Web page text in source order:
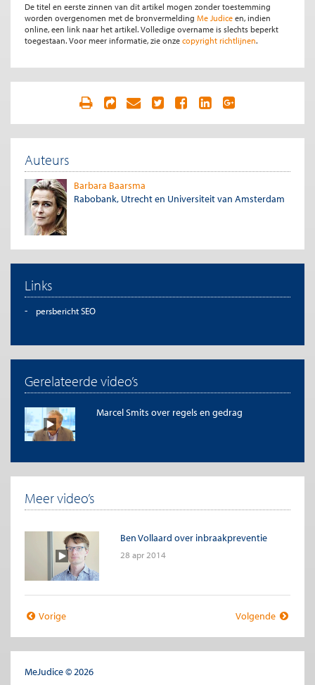
De titel en eerste zinnen van dit artikel mogen zonder toestemming
worden overgenomen met de bronvermelding Me Judice en, indien
online, een link naar het artikel. Volledige overname is slechts beperkt
toegestaan. Voor meer informatie, zie onze copyright richtlijnen.
Auteurs
Barbara Baarsma
Rabobank, Utrecht en Universiteit van Amsterdam
Links
persbericht SEO
Gerelateerde video’s
Marcel Smits over regels en gedrag
Meer video’s
Ben Vollaard over inbraakpreventie
28 apr 2014
Vorige Volgende
MeJudice © 2026